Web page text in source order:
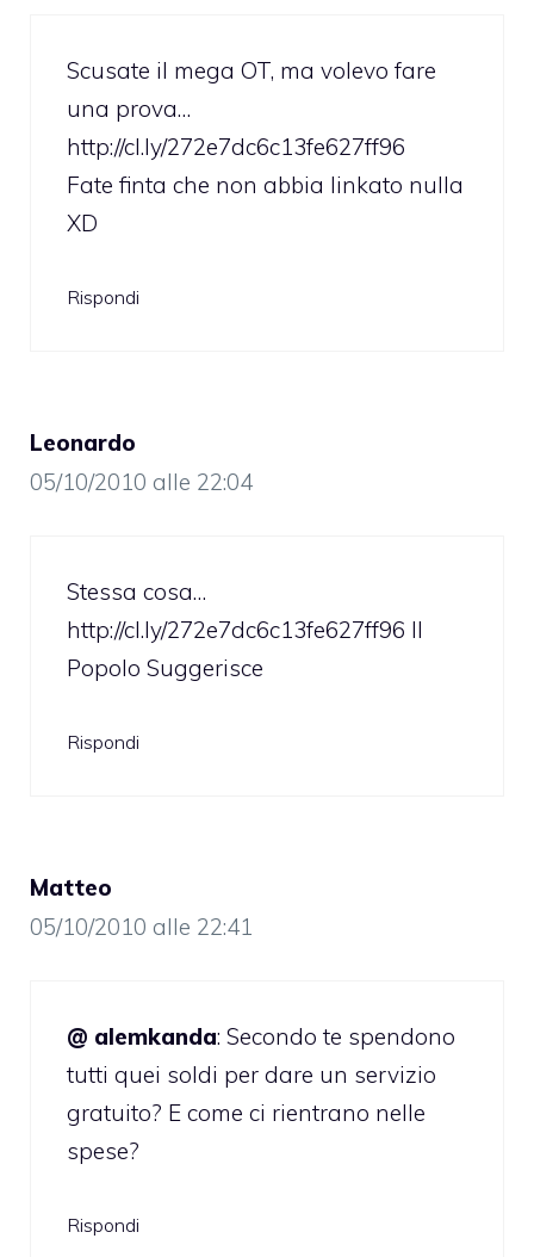
Scusate il mega OT, ma volevo fare
una prova…
http://cl.ly/272e7dc6c13fe627ff96
Fate finta che non abbia linkato nulla
XD
Rispondi
Leonardo
05/10/2010 alle 22:04
Stessa cosa…
http://cl.ly/272e7dc6c13fe627ff96 Il
Popolo Suggerisce
Rispondi
Matteo
05/10/2010 alle 22:41
@ alemkanda: Secondo te spendono
tutti quei soldi per dare un servizio
gratuito? E come ci rientrano nelle
spese?
Rispondi